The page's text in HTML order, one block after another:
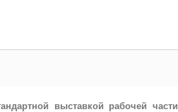
выставкой рабочей